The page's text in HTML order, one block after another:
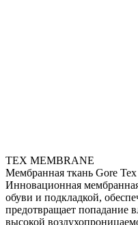
TEX MEMBRANE
Мембранная ткань Gore Tex
Инновационная
обуви и подкладкой,
предотвращает попадание
высокой